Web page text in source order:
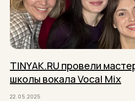
TINYAK.RU провели
школы вокала Vocal Mix
22.05.2025